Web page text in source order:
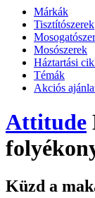
Márkák
Tisztítószerek
Mosószerek
Háztartási
Témák
Akciós
Attitude
Küzd a